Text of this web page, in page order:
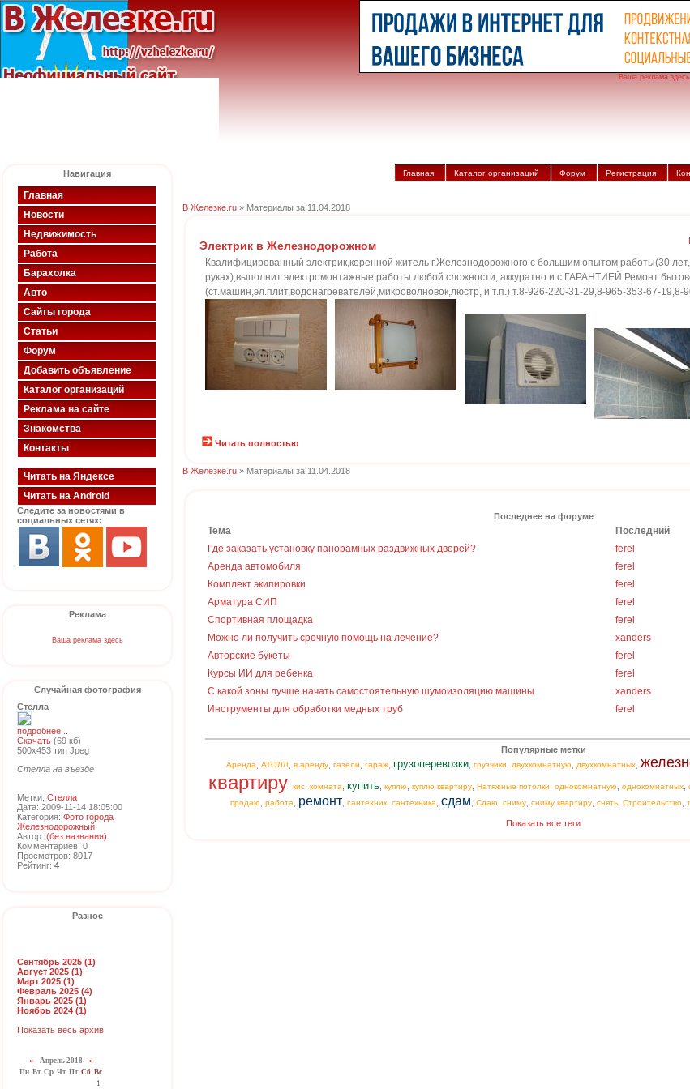
Ваша реклама здесь
Навигация
Главная
Новости
Недвижимость
Работа
Барахолка
Авто
Сайты города
Статьи
Форум
Добавить объявление
Каталог организаций
Реклама на сайте
Знакомства
Контакты
Читать на Яндексе
Читать на Android
Следите за новостями в
социальных сетях:
Реклама
Ваша реклама здесь
Случайная фотография
Стелла
подробнее...
Скачать (69 кб)
500x453 тип Jpeg
Стелла на въезде
Метки: Стелла
Дата: 2009-11-14 18:05:00
Категория: Фото города
Железнодорожный
Автор: (без названия)
Комментариев: 0
Просмотров: 8017
Рейтинг: 4
Разное
Сентябрь 2025 (1)
Август 2025 (1)
Март 2025 (1)
Февраль 2025 (4)
Январь 2025 (1)
Ноябрь 2024 (1)
Показать весь архив
«Апрель 2018 »
Пн Вт Ср Чт Пт Сб Вс
1
Главная Каталог организаций Форум Регистрация
В Железке.ru » Материалы за 11.04.2018
Электрик в Железнодорожном
Квалифицированный электрик,коренной житель г.Железнодорожного с большим опытом работы(30
руках),выполнит электромонтажные работы любой сложности, аккуратно и с ГАРАНТИЕЙ.Ремонт
(ст.машин,эл.плит,водонагревателей,микроволновок,люстр, и т.п.) т.8-926-220-31-29,8-965-353-67-19,8-
Читать полностью
В Железке.ru » Материалы за 11.04.2018
Последнее на форуме
Тема
Последний
Где заказать установку панорамных раздвижных дверей?
ferel
Аренда автомобиля
ferel
Комплект экипировки
ferel
Арматура СИП
ferel
Спортивная площадка
ferel
Можно ли получить срочную помощь на лечение?
xanders
Авторские букеты
ferel
Курсы ИИ для ребенка
ferel
С какой зоны лучше начать самостоятельную шумоизоляцию машины
xanders
Инструменты для обработки медных труб
ferel
Популярные метки
Аренда АТОЛЛ в аренду, газели гараж, грузоперевозки, грузчики двухкомнатную двухкомнатных,
квартиру кис комната купить куплю куплю квартиру Натяжные потолки однокомнатную однокомнатных
продаю работа ремонт сантехник сантехника сдам Сдаю сниму сниму квартиру снять Строительство
Показать все теги